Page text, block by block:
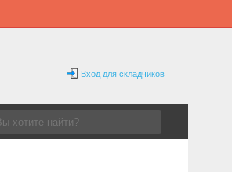
Вход для складчиков